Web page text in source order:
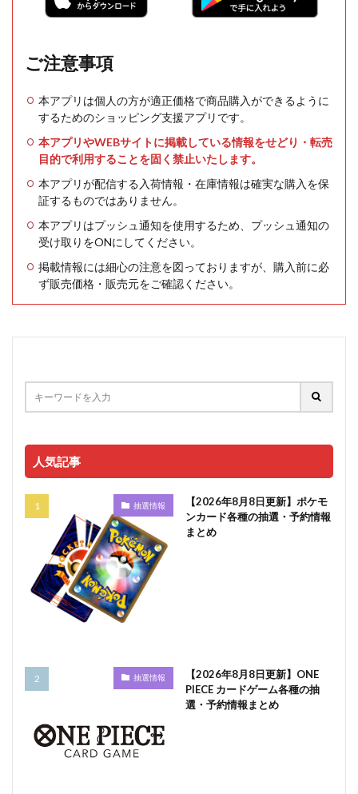
ご注意事項
本アプリは個人の方が適正価格で商品購入ができるように
するためのショッピング支援アプリです。
本アプリやWEBサイトに掲載している情報をせどり・転売
目的で利用することを固く禁止いたします。
本アプリが配信する入荷情報・在庫情報は確実な購入を保
証するものではありません。
本アプリはプッシュ通知を使用するため、プッシュ通知の
受け取りをONにしてください。
掲載情報には細心の注意を図っておりますが、購入前に必
ず販売価格・販売元をご確認ください。
人気記事
抽選情報
【2026年8月8日更新】ポケモ
ンカード各種の抽選・予約情報
まとめ
抽選情報
【2026年8月8日更新】ONE
PIECE カードゲーム各種の抽
選・予約情報まとめ